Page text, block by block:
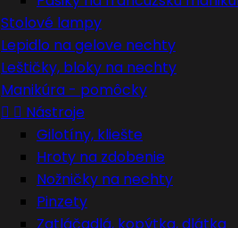
Stolové lampy
Lepidlo na gelove nechty
Leštičky, bloky na nechty
Manikúra - pomôcky
  Nástroje
Gilotíny, kliešte
Hroty na zdobenie
Nožničky na nechty
Pinzety